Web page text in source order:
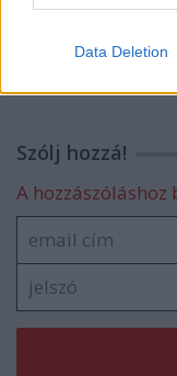
Data Deletion
Szólj hozzá!
A hozzászóláshoz